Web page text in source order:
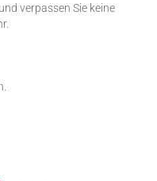
verpassen Sie keine